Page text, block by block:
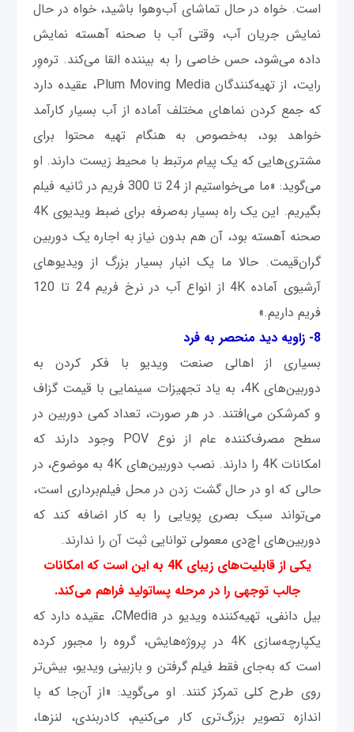
است. خواه در حال تماشای آب‌وهوا باشید، خواه در حال
نمایش جریان آب، وقتی آب با صحنه آهسته نمایش
داده می‌شود، حس خاصی را به بیننده القا می‌کند. تره‌وِر
رایت، از تهیه‌کنندگان Plum Moving Media، عقیده دارد
که جمع کردن نماهای مختلف آماده از آب بسیار کارآمد
خواهد بود، به‌خصوص به هنگام تهیه محتوا برای
مشتری‌هایی که یک پیام مرتبط با محیط زیست دارند. او
می‌گوید: «ما می‌خواستیم از 24 تا 300 فریم در ثانیه فیلم
بگیریم. این یک راه بسیار به‌صرفه برای ضبط ویدیوی 4K
صحنه آهسته بود، آن هم بدون نیاز به اجاره یک دوربین
گران‌قیمت. حالا ما یک انبار بسیار بزرگ از ویدیوهای
آرشیوی آماده 4K از انواع آب در نرخ فریم 24 تا 120
فریم داریم.»
8- زاویه دید منحصر به‌ فرد
بسیاری از اهالی صنعت ویدیو با فکر کردن به
دوربین‌های 4K، به یاد تجهیزات سینمایی با قیمت گزاف
و کمرشکن می‌افتند. در هر صورت، تعداد کمی دوربین در
سطح مصرف‌کننده عام از نوع POV وجود دارند که
امکانات 4K را دارند. نصب دوربین‌های 4K به موضوع، در
حالی که او در حال گشت زدن در محل فیلم‌برداری است،
می‌تواند سبک بصری پویایی را به کار اضافه کند که
دوربین‌های اچ‌دی معمولی توانایی ثبت آن را ندارند.
یکی از قابلیت‌های زیبای 4K به این است که امکانات
جالب توجهی را در مرحله پساتولید فراهم می‌کند.
بیل دانفی، تهیه‌کننده ویدیو در CMedia، عقیده دارد که
یکپارچه‌سازی 4K در پروژه‌هایش، گروه را مجبور کرده
است که به‌جای فقط فیلم گرفتن و بازبینی ویدیو، بیش‌تر
روی طرح کلی تمرکز کنند. او می‌گوید: «از آن‌جا که با
اندازه تصویر بزرگ‌تری کار می‌کنیم، کادربندی، لنزها،